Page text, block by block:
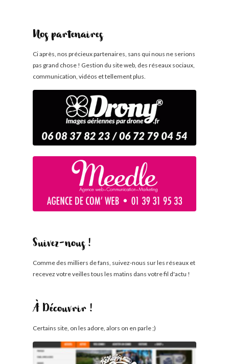
Nos partenaires
Ci après, nos précieux partenaires, sans qui nous ne serions
pas grand chose ! Gestion du site web, des réseaux sociaux,
communication, vidéos et tellement plus.
Suivez-nous !
Comme des milliers de fans, suivez-nous sur les réseaux et
recevez votre veilles tous les matins dans votre fil d'actu !
À Découvrir !
Certains site, on les adore, alors on en parle ;)